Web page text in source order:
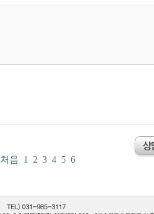
처음 1 2 3 4 5 6